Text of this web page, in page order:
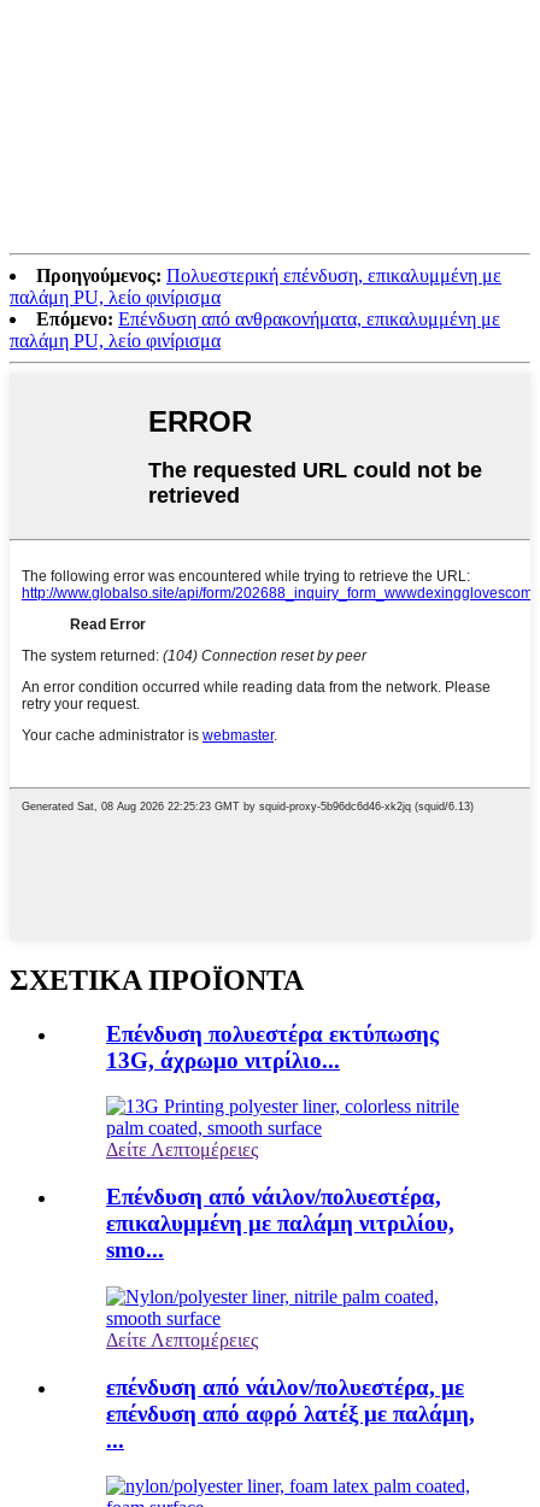
Προηγούμενος: Πολυεστερική επένδυση, επικαλυμμένη με
παλάμη PU, λείο φινίρισμα
Επόμενο: Επένδυση από ανθρακονήματα, επικαλυμμένη με
παλάμη PU, λείο φινίρισμα
ΣΧΕΤΙΚΑ ΠΡΟΪΟΝΤΑ
Επένδυση πολυεστέρα εκτύπωσης
13G, άχρωμο νιτρίλιο...
Δείτε Λεπτομέρειες
Επένδυση από νάιλον/πολυεστέρα,
επικαλυμμένη με παλάμη νιτριλίου,
smo...
Δείτε Λεπτομέρειες
επένδυση από νάιλον/πολυεστέρα, με
επένδυση από αφρό λατέξ με παλάμη,
...